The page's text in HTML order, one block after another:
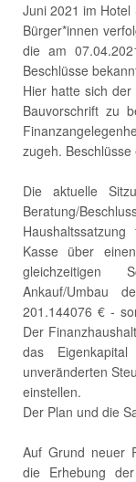
Juni 2021 im
Bürger*innen
die am
Beschlüsse
Hier hatte sich
Bauvorschrift zu
zugeh.
Die aktuelle
Beratung/
Kasse über
gleichzeitigen
Ankauf/Umbau
201.144076 € -
Der
das
unveränderten
einstellen.
Der Plan und die
Auf Grund neuer
die Erhebung